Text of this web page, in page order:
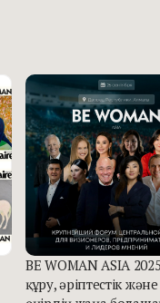
BE WOMAN ASIA
құру, әріптестік және